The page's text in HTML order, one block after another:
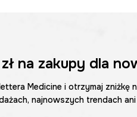
na zakupy dla
Medicine i otrzymaj zniżkę
najnowszych trendach